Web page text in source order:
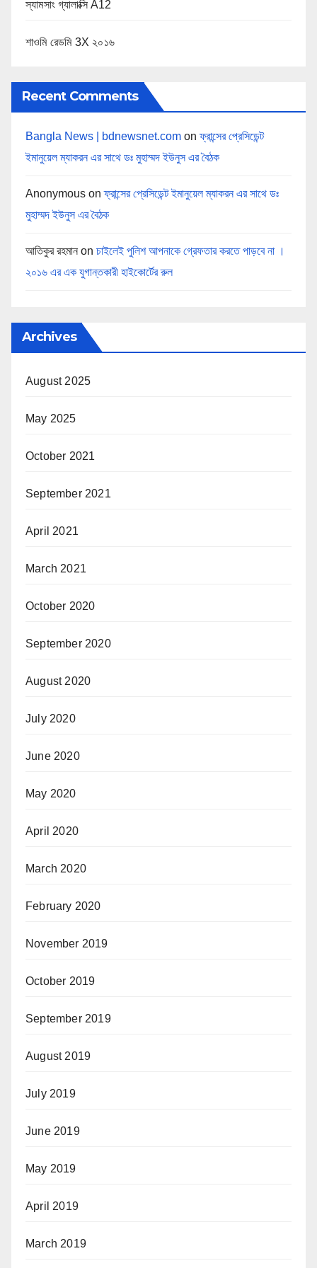
স্যামসাং গ্যালাক্সি A12
শাওমি রেডমি 3X ২০১৬
Recent Comments
Bangla News | bdnewsnet.com onফ্রান্সের প্রেসিডেন্ট
ইমানুয়েল ম্যাকরন এর সাথে ডঃ মুহাম্মদ ইউনুস এর বৈঠক
Anonymous onফ্রান্সের প্রেসিডেন্ট ইমানুয়েল ম্যাকরন এর সাথে ডঃ
মুহাম্মদ ইউনুস এর বৈঠক
আতিকুর রহমান on চাইলেই পুলিশ আপনাকে গ্রেফতার করতে পাড়বে না ।
২০১৬ এর এক যুগান্তকারী হাইকোর্টের রুল
Archives
August 2025
May 2025
October 2021
September 2021
April 2021
March 2021
October 2020
September 2020
August 2020
July 2020
June 2020
May 2020
April 2020
March 2020
February 2020
November 2019
October 2019
September 2019
August 2019
July 2019
June 2019
May 2019
April 2019
March 2019